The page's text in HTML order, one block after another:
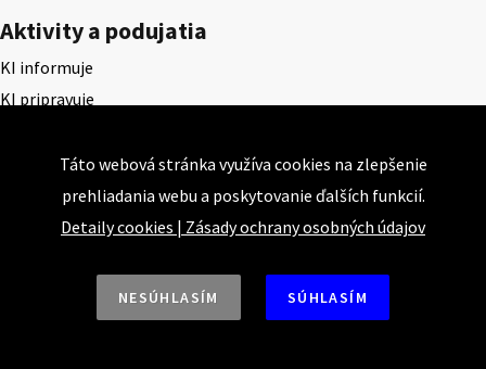
Aktivity a podujatia
KI informuje
KI pripravuje
Konferencie
Konzervatívne kluby
Názory a nalýzy
Prednášky a prezentácie
Táto webová stránka využíva cookies na zlepšenie
prehliadania webu a poskytovanie ďalších funkcií.
Detaily cookies | Zásady ochrany osobných údajov
NESÚHLASÍM SÚHLASÍM